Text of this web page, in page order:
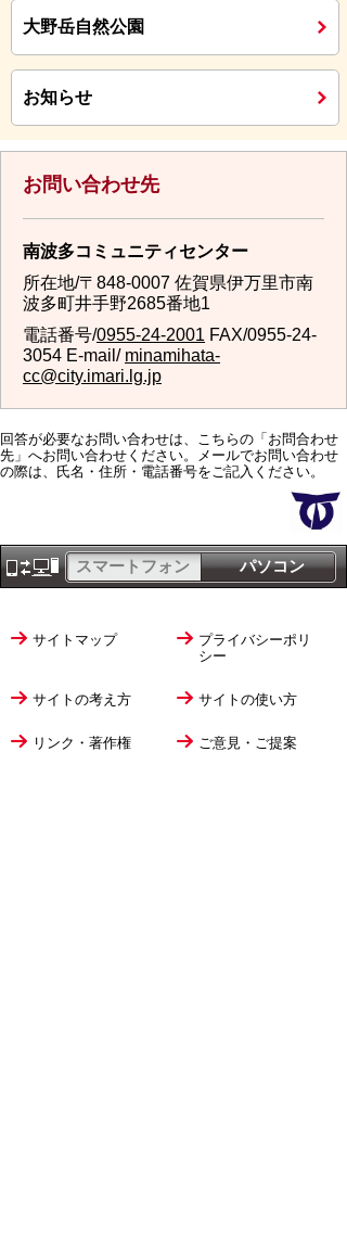
大野岳自然公園
お知らせ
お問い合わせ先
南波多コミュニティセンター
所在地/〒848-0007 佐賀県伊万里市南
波多町井手野2685番地1
電話番号/0955-24-2001 FAX/0955-24-
3054 E-mail/ minamihata-
cc@city.imari.lg.jp
回答が必要なお問い合わせは、こちらの「お問合わせ
先」へお問い合わせください。メールでお問い合わせ
の際は、氏名・住所・電話番号をご記入ください。
パソコン
スマートフォン
サイトマップ
プライバシーポリ
シー
サイトの考え方 サイトの使い方
リンク・著作権 ご意見・ご提案